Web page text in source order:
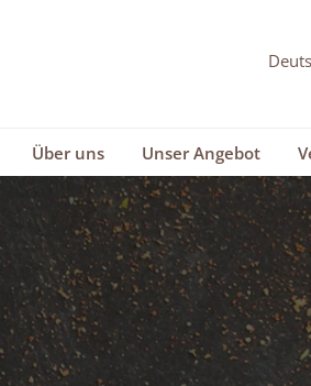
Über uns Unser Angebot